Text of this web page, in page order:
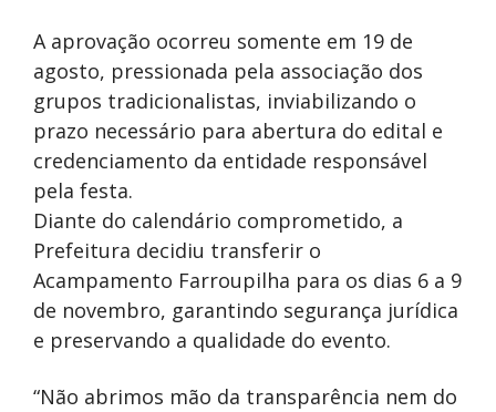
A aprovação ocorreu somente em 19 de
agosto, pressionada pela associação dos
grupos tradicionalistas, inviabilizando o
prazo necessário para abertura do edital e
credenciamento da entidade responsável
pela festa.
Diante do calendário comprometido, a
Prefeitura decidiu transferir o
Acampamento Farroupilha para os dias 6 a 9
de novembro, garantindo segurança jurídica
e preservando a qualidade do evento.
“Não abrimos mão da transparência nem do